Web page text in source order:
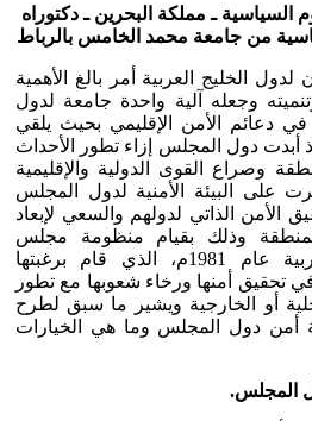
ـ مملكة البحرين ـ دكتوراه
من جامعة محمد الخامس بالرباط
الخليج العربية أمر بالغ الأهمية
وجعله آلية واحدة جامعة لدول
دعائم الأمن الإقليمي بحيث يلقي
أبدت دول المجلس إزاء تطور الأحداث
وصراع القوى الدولية والإقليمية
على البيئة الأمنية لدول المجلس
الأمن الذاتي لدولهم والسعي لإبعاد
وذلك بقيام منظومة مجلس
التعاون لدول الخليج العربية عام 1981م، الذي قام برغبتها
في تحقيق أمنها ورخاء شعوبها مع تطور
أو الخارجية ويشير ما سبق لطرح
أمن دول المجلس وما هي الخيارات
المجلس.